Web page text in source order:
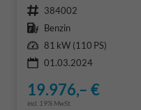
Fahrzeugnr. 384002
Kraftstoff Benzin
Leistung 81 kW (110 PS)
01.03.2024
19.976,– €
incl. 19% MwSt.